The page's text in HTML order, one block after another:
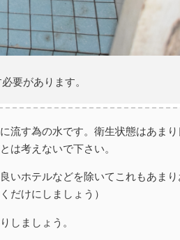
要があります。
流す為の水です。衛生状態はあまり
は考えないで下さい。
いホテルなどを除いてこれもあまり
だけにしましょう）
しましょう。